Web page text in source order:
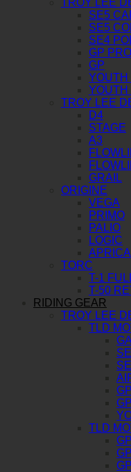
TROY LEE
SE5
SE5
SE4
GP PRO
GP
YOUTH
YOUTH
TROY LEE
D4
STAGE
A3
GRAIL
ORIGINE
VEGA
PRIMO
PALIO
LOGIC
APRICA
TORC
T-1
T-50
RIDING GEAR
TROY LEE
TLD
TLD